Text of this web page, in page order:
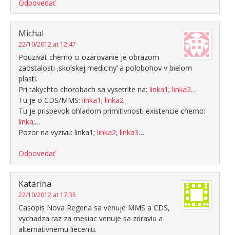
Odpovedať
Michal
22/10/2012 at 12:47
Pouzivat chemo ci ozarovanie je obrazom
zaostalosti ‚skolskej mediciny‘ a polobohov v bielom
plasti.
Pri takychto chorobach sa vysetrite na: linka1; linka2…
Tu je o CDS/MMS: linka1; linka2
Tu je prispevok ohladom primitivnosti existencie chemo:
linka;…
Pozor na vyzivu: linka1; linka2; linka3…
Odpovedať
Katarína
22/10/2012 at 17:35
Casopis Nova Regena sa venuje MMS a CDS,
vychadza raz za mesiac venuje sa zdraviu a
alternativnemu lieceniu.